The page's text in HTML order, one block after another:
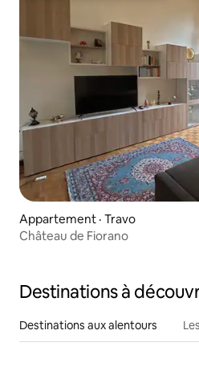
Appartement · Travo
Château de Fiorano
Destinations à
Destinations aux alentours